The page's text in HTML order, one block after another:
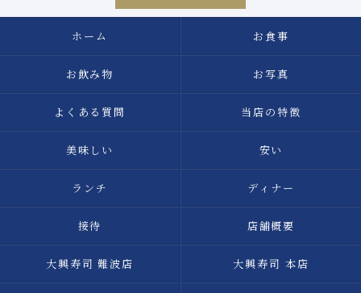
ホーム お食事
お飲み物 お写真
よくある質問 当店の特徴
美味しい 安い
ランチ ディナー
接待 店舗概要
大興寿司 難波店 大興寿司 本店